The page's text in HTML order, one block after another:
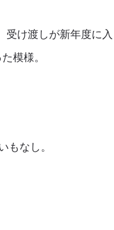
け渡しが新年度に
模様。
なし。